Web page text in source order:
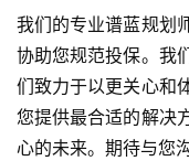
我们的专业谱蓝规划
协助您规范投保。我
们致力于以更关心和
您提供最合适的解决
心的未来。期待与您